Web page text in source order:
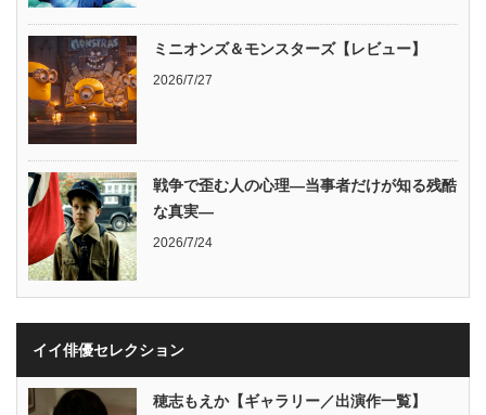
ミニオンズ＆モンスターズ【レビュー】
2026/7/27
戦争で歪む人の心理―当事者だけが知る残酷
な真実―
2026/7/24
イイ俳優セレクション
穂志もえか【ギャラリー／出演作一覧】